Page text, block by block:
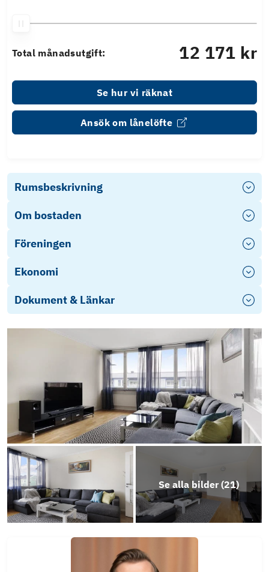
Total månadsutgift: 12 171 kr
Se hur vi räknat
Ansök om lånelöfte
Rumsbeskrivning
Om bostaden
Föreningen
Ekonomi
Dokument & Länkar
Se alla bilder (21)